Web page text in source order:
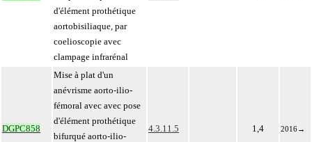
d'élément prothétique
aortobisiliaque, par
coelioscopie avec
clampage infrarénal
DGPC858
Mise à plat d'un
anévrisme aorto-ilio-
fémoral avec avec pose
d'élément prothétique
bifurqué aorto-ilio-
4.3.11.5 1,4 2016→